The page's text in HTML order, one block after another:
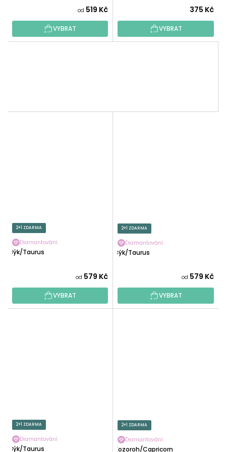
od 519 Kč
VYBRAT
375 Kč
VYBRAT
2+1 ZDARMA
Diamantování
Býk/Taurus
od 579 Kč
VYBRAT
2+1 ZDARMA
Diamantování
Býk/Taurus
od 579 Kč
VYBRAT
2+1 ZDARMA
Diamantování
Býk/Taurus
2+1 ZDARMA
Diamantování
Kozoroh/Capricorn